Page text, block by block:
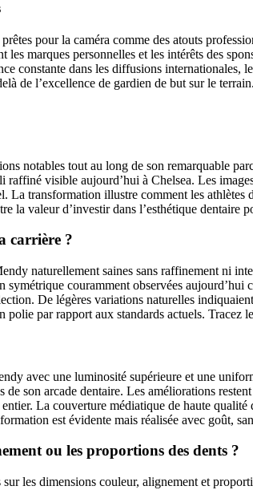
pour la caméra comme des atouts
marques personnelles et les intérêts des
constante dans les diffusions internationales,
de l’excellence de gardien de but sur le
notables tout au long de son remarquable
visible aujourd’hui à Chelsea. Les
transformation illustre comment les athlètes
valeur d’investir dans l’esthétique dentaire
carrière ?
naturellement saines sans raffinement ni
couramment observées
De légères variations naturelles
polie par rapport aux standards actuels. Tracez
avec une luminosité supérieure et une
son arcade dentaire. Les améliorations
La couverture médiatique de haute
est évidente mais réalisée avec goût,
ou les proportions des dents ?
les dimensions couleur, alignement et